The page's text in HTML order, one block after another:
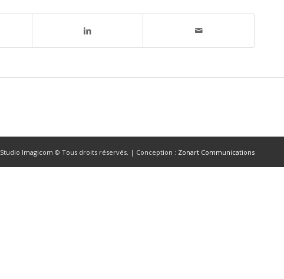
Studio Imagicom © Tous droits réservés. | Conception : Zonart Communications